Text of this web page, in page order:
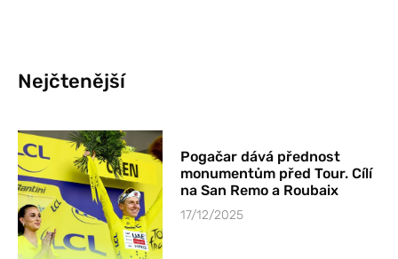
Nejčtenější
Pogačar dává přednost
monumentům před Tour. Cílí
na San Remo a Roubaix
17/12/2025